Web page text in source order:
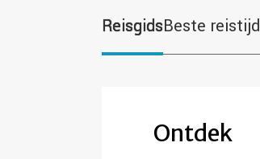
ReisgidsBeste reistijd
Ontdek